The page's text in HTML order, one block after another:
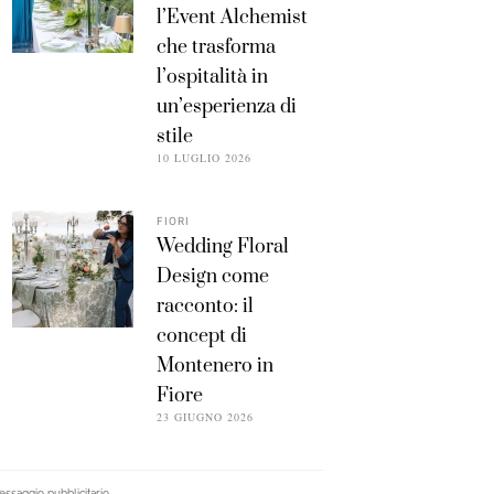
l’Event Alchemist
che trasforma
l’ospitalità in
un’esperienza di
stile
10 LUGLIO 2026
FIORI
Wedding Floral
Design come
racconto: il
concept di
Montenero in
Fiore
23 GIUGNO 2026